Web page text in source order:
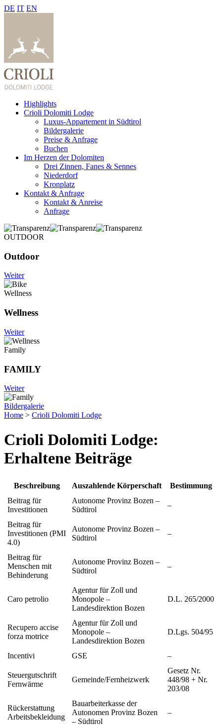
DE IT EN
Highlights
Crioli Dolomiti Lodge
Luxus-Appartement in Südtirol
Bildergalerie
Preise & Anfrage
Buchen
Im Herzen der Dolomiten
Drei Zinnen, Fanes & Sennes
Niederdorf
Kronplatz
Kontakt & Anfrage
Kontakt & Anreise
Anfrage
OUTDOOR
Outdoor
Weiter
Wellness
Wellness
Weiter
Family
FAMILY
Weiter
Bildergalerie
Home > Crioli Dolomiti Lodge
Crioli Dolomiti Lodge:
Erhaltene Beiträge
Beschreibung Auszahlende Körperschaft
Bestimmung
Beitrag für
Investitionen
Autonome Provinz Bozen –
Südtirol
–
Beitrag für
Investitionen (PMI
4.0)
Autonome Provinz Bozen –
Südtirol
–
Beitrag für
Menschen mit
Behinderung
Autonome Provinz Bozen –
Südtirol
–
Caro petrolio
Agentur für Zoll und
Monopole –
Landesdirektion Bozen
D.L. 265/2000
Recupero accise
forza motrice
Agentur für Zoll und
Monopole –
Landesdirektion Bozen
D.Lgs. 504/95
Incentivi GSE –
Steuergutschrift
Fernwärme
Gemeinde/Fernheizwerk
Gesetz Nr.
448/98 + Nr.
203/08
Rückerstattung
Arbeitsbekleidung
Bauarbeiterkasse der
Autonomen Provinz Bozen
– Südtirol
–